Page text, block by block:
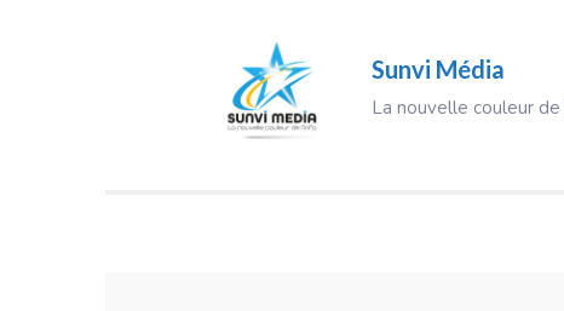
Sunvi Média
La nouvelle couleur de